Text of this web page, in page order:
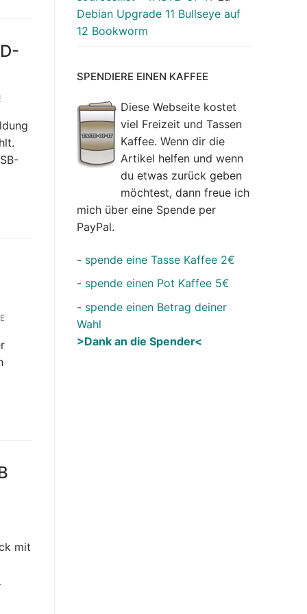
mit
Debian Upgrade 11 Bullseye auf
12 Bookworm
SPENDIERE EINEN KAFFEE
Diese Webseite kostet
viel Freizeit und Tassen
Kaffee. Wenn dir die
Artikel helfen und wenn
du etwas zurück geben
möchtest, dann freue ich
mich über eine Spende per
PayPal.
- spende eine Tasse Kaffee 2€
- spende einen Pot Kaffee 5€
- spende einen Betrag deiner
Wahl
>Dank an die Spender<